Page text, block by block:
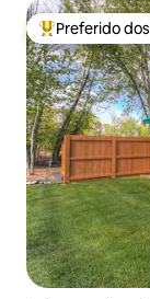
Entre os
Preferido